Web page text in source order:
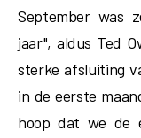
September was
jaar", aldus Ted
sterke afsluiting
in de eerste
hoop dat we de